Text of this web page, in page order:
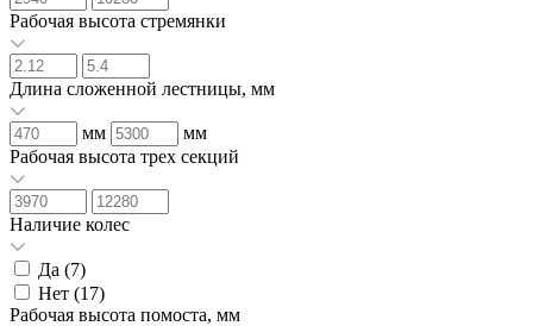
Рабочая высота стремянки
Длина сложенной лестницы, мм
мм
мм
Рабочая высота трех секций
Наличие колес
Да (7)
Нет (17)
Рабочая высота помоста, мм